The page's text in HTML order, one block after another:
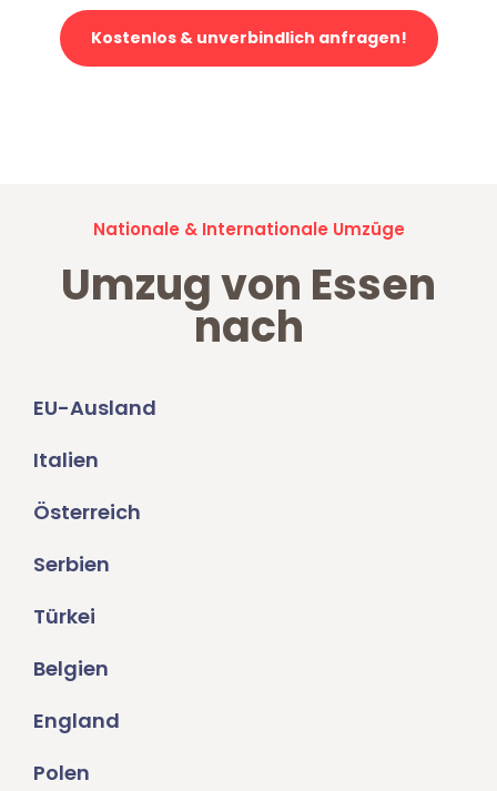
Kostenlos & unverbindlich anfragen!
Nationale & Internationale Umzüge
Umzug von Essen
nach
EU-Ausland
Italien
Österreich
Serbien
Türkei
Belgien
England
Polen